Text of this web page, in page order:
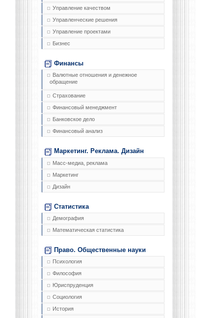
Управление качеством
Управленческие решения
Управление проектами
Бизнес
Финансы
Валютные отношения и денежное
обращение
Страхование
Финансовый менеджмент
Банковское дело
Финансовый анализ
Маркетинг. Реклама. Дизайн
Масс-медиа, реклама
Маркетинг
Дизайн
Статистика
Демография
Математическая статистика
Право. Общественные науки
Психология
Философия
Юриспруденция
Социология
История